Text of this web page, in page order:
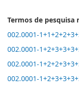
Termos de pesquisa
002.0001-
002.0001-
002.0001-
002.0001-